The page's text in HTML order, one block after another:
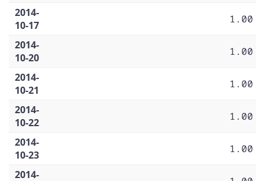
2014-
10-17
1.00
2014-
10-20
1.00
2014-
10-21
1.00
2014-
10-22
1.00
2014-
10-23
1.00
2014-